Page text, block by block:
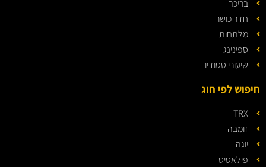
בריכה
חדר כושר
מלתחות
ספינינג
שיעורי סטודיו
חיפוש לפי חוג
TRX
זומבה
יוגה
פילאטיס